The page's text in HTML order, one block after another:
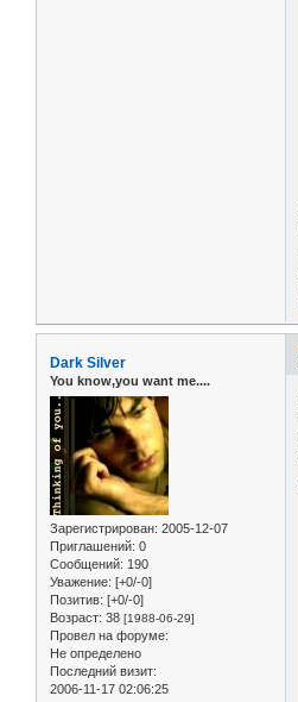
Dark Silver
You know,you want me....
Зарегистрирован: 2005-12-07
Приглашений: 0
Сообщений: 190
Уважение: [+0/-0]
Позитив: [+0/-0]
Возраст: 38 [1988-06-29]
Провел на форуме:
Не определено
Последний визит:
2006-11-17 02:06:25